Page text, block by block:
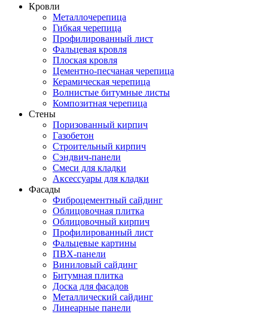
Кровли
Металлочерепица
Гибкая черепица
Профилированный лист
Фальцевая кровля
Плоская кровля
Цементно-песчаная черепица
Керамическая черепица
Волнистые битумные листы
Композитная черепица
Стены
Поризованный кирпич
Газобетон
Строительный кирпич
Сэндвич-панели
Смеси для кладки
Аксессуары для кладки
Фасады
Фиброцементный сайдинг
Облицовочная плитка
Облицовочный кирпич
Профилированный лист
Фальцевые картины
ПВХ-панели
Виниловый сайдинг
Битумная плитка
Доска для фасадов
Металлический сайдинг
Линеарные панели